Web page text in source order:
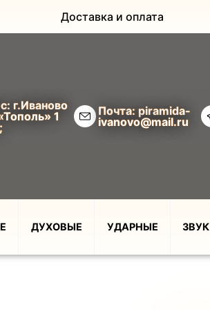
Доставка и оплата
г.Иваново
1
Почта: piramida-
ivanovo@mail.ru
ДУХОВЫЕ УДАРНЫЕ ЗВУК